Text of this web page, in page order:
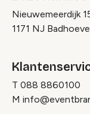
Nieuwemeerdijk
1171 NJ
T 088 8860100
M